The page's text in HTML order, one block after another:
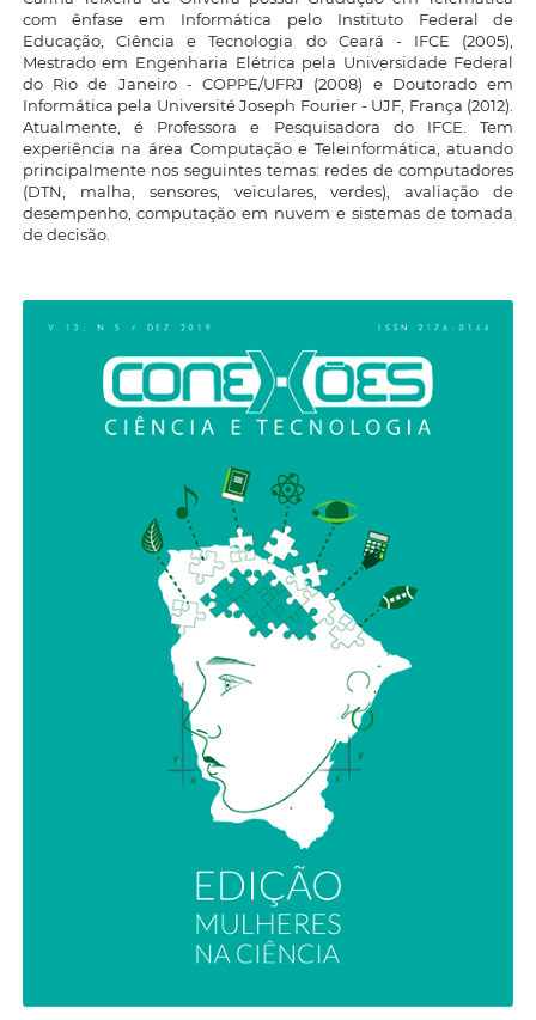
com ênfase em Informática pelo Instituto Federal de
Educação, Ciência e Tecnologia do Ceará - IFCE (2005),
Mestrado em Engenharia Elétrica pela Universidade Federal
do Rio de Janeiro - COPPE/UFRJ (2008) e Doutorado em
Informática pela Université Joseph Fourier - UJF, França (2012).
Atualmente, é Professora e Pesquisadora do IFCE. Tem
experiência na área Computação e Teleinformática, atuando
principalmente nos seguintes temas: redes de computadores
(DTN, malha, sensores, veiculares, verdes), avaliação de
desempenho, computação em nuvem e sistemas de tomada
de decisão.